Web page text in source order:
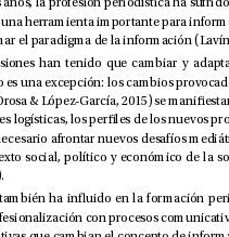
Herrero, 2020).